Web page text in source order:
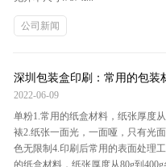
公司新闻
深圳包装盒印刷：常用的包装
2022-06-09
单粉1.常用的纸盒材料，纸张厚度
裱2.纸张一面光，一面哑，只有光
色无限制4.印刷后常用的表面处理
的纸盒材料，纸张厚度从80g到